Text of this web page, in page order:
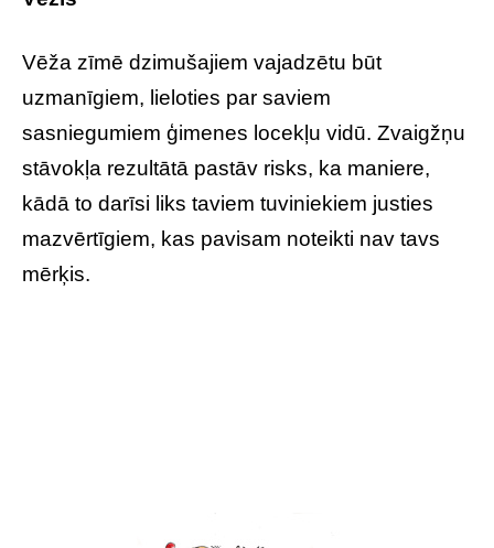
Vēža zīmē dzimušajiem vajadzētu būt
uzmanīgiem, lieloties par saviem
sasniegumiem ģimenes locekļu vidū. Zvaigžņu
stāvokļa rezultātā pastāv risks, ka maniere,
kādā to darīsi liks taviem tuviniekiem justies
mazvērtīgiem, kas pavisam noteikti nav tavs
mērķis.